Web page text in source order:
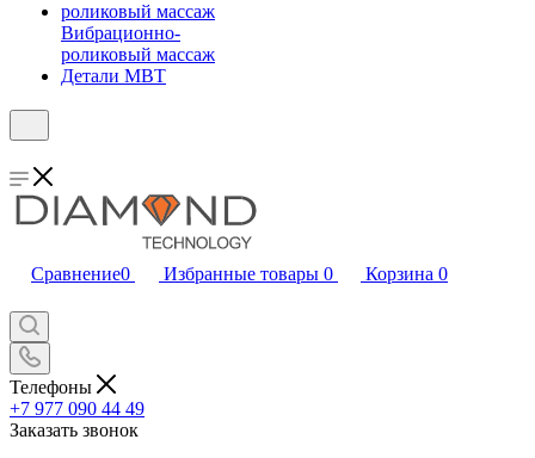
Вибрационно-
роликовый массаж
Детали MBT
Сравнение0 Избранные товары 0 Корзина 0
Телефоны
+7 977 090 44 49
Заказать звонок